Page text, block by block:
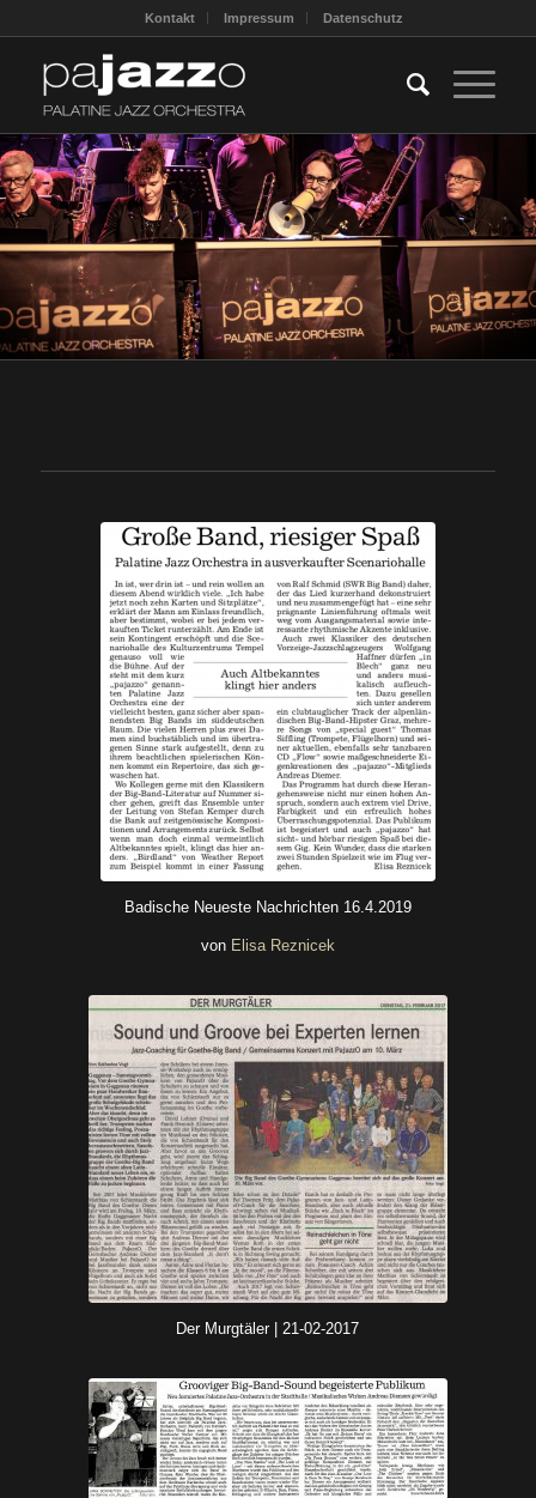
Kontakt Impressum Datenschutz
BNN 16.4.2019
Badische Neueste Nachrichten 16.4.2019
von Elisa Reznicek
Der Murgtäler | 21-02-2017
Der Murgtäler | 21-02-2017
BNN | 23-02-2015